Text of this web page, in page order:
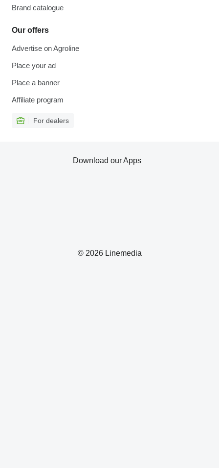
Brand catalogue
Our offers
Advertise on Agroline
Place your ad
Place a banner
Affiliate program
For dealers
© 2026 Linemedia
Download our Apps